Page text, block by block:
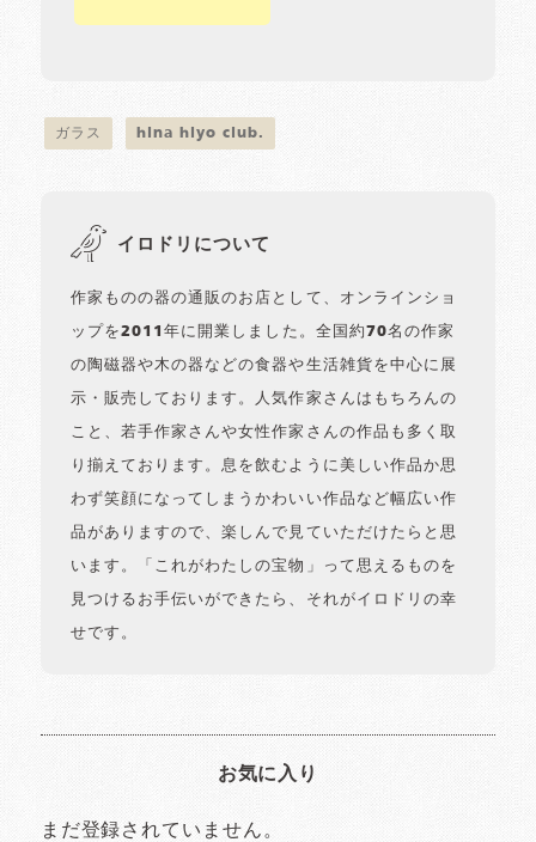
ガラス hina hiyo club.
イロドリについて
作家ものの器の通販のお店として、オンラインショ
ップを2011年に開業しました。全国約70名の作家
の陶磁器や木の器などの食器や生活雑貨を中心に展
示・販売しております。人気作家さんはもちろんの
こと、若手作家さんや女性作家さんの作品も多く取
り揃えております。息を飲むように美しい作品か思
わず笑顔になってしまうかわいい作品など幅広い作
品がありますので、楽しんで見ていただけたらと思
います。「これがわたしの宝物」って思えるものを
見つけるお手伝いができたら、それがイロドリの幸
せです。
お気に入り
まだ登録されていません。